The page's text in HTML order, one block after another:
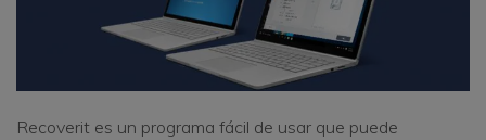
Recoverit es un programa fácil de usar que puede